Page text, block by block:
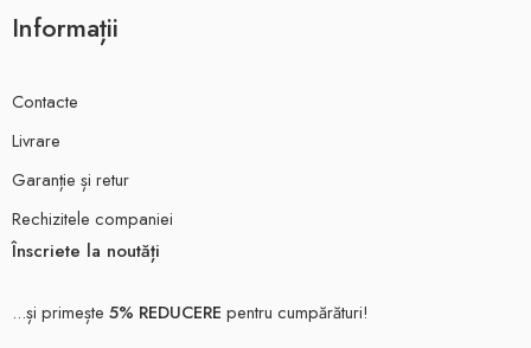
Informații
Contacte
Livrare
Garanție și retur
Rechizitele companiei
Înscriete la noutăți
...și primește 5% REDUCERE pentru cumpărături!